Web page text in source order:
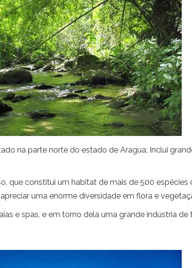
na parte norte do estado de Aragua; Inclui
que constitui um habitat de mais de 500 espécies
uma enorme diversidade em flora e
e spas, e em torno dela uma grande indústria de